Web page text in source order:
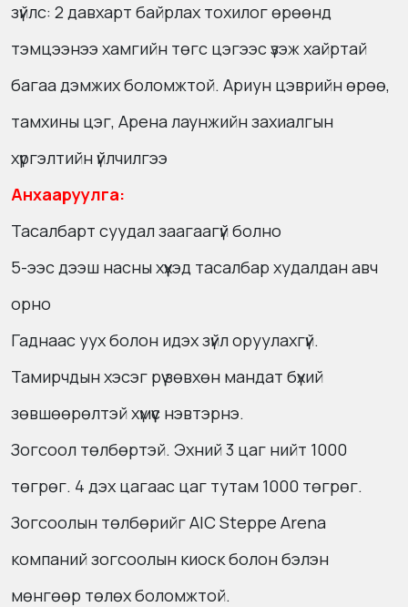
зүйлс: 2 давхарт байрлах тохилог өрөөнд
тэмцээнээ хамгийн төгс цэгээс үзэж хайртай
багаа дэмжих боломжтой. Ариун цэврийн өрөө,
тамхины цэг, Арена лаунжийн захиалгын
хүргэлтийн үйлчилгээ
Анхааруулга:
Тасалбарт суудал заагаагүй болно
5-ээс дээш насны хүүхэд тасалбар худалдан авч
орно
Гаднаас уух болон идэх зүйл оруулахгүй.
Тамирчдын хэсэг рүү зөвхөн мандат бүхий
зөвшөөрөлтэй хүмүүс нэвтэрнэ.
Зогсоол төлбөртэй. Эхний 3 цаг нийт 1000
төгрөг. 4 дэх цагаас цаг тутам 1000 төгрөг.
Зогсоолын төлбөрийг AIC Steppe Arena
компаний зогсоолын киоск болон бэлэн
мөнгөөр төлөх боломжтой.